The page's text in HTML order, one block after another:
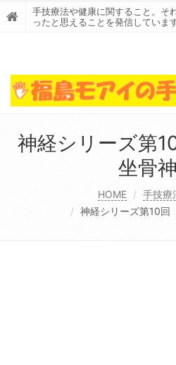
手技療法や健康に関すること。そ
ったと思えることを発信しています
神経シリーズ第
坐骨
HOME 手技療
神経シリーズ第10回